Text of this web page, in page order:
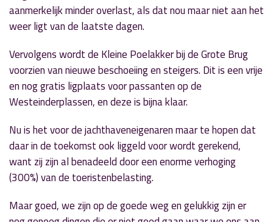
aanmerkelijk minder overlast, als dat nou maar niet aan het
weer ligt van de laatste dagen.
Vervolgens wordt de Kleine Poelakker bij de Grote Brug
voorzien van nieuwe beschoeiing en steigers. Dit is een vrije
en nog gratis ligplaats voor passanten op de
Westeinderplassen, en deze is bijna klaar.
Nu is het voor de jachthaveneigenaren maar te hopen dat
daar in de toekomst ook liggeld voor wordt gerekend,
want zij zijn al benadeeld door een enorme verhoging
(300%) van de toeristenbelasting.
Maar goed, we zijn op de goede weg en gelukkig zijn er